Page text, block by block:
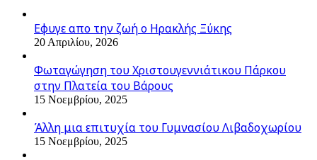
Εφυγε απο την ζωή o Ηρακλής Ξύκης
20 Απριλίου, 2026
Φωταγώγηση του Χριστουγεννιάτικου Πάρκου
στην Πλατεία του Βάρους
15 Νοεμβρίου, 2025
Άλλη μια επιτυχία του Γυμνασίου Λιβαδοχωρίου
15 Νοεμβρίου, 2025